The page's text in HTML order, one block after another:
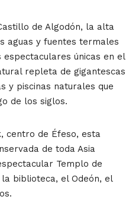
de Algodón, la alta
aguas y fuentes termales
únicas en el
repleta de gigantescas
y piscinas naturales que
de los siglos.
centro de Éfeso, esta
de toda Asia
Templo de
biblioteca, el Odeón, el